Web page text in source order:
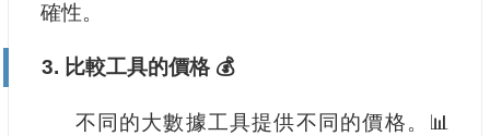
確性。
3. 比較工具的價格 💰
不同的大數據工具提供不同的價格。📊